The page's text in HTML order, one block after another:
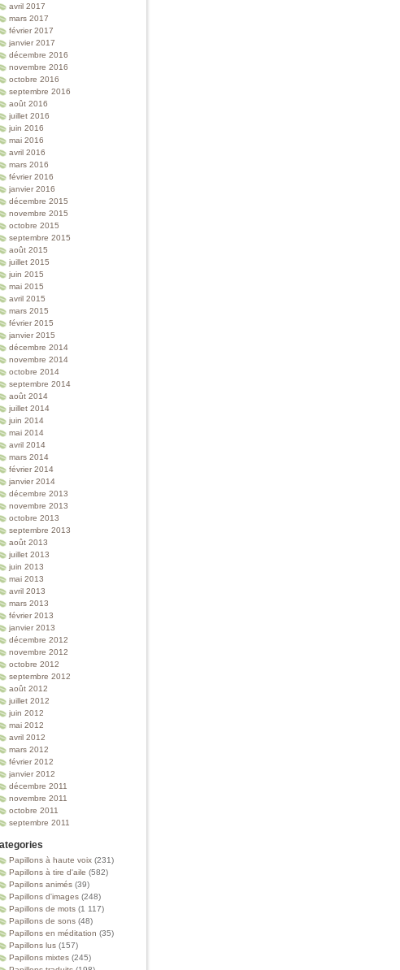
avril 2017
mars 2017
février 2017
janvier 2017
décembre 2016
novembre 2016
octobre 2016
septembre 2016
août 2016
juillet 2016
juin 2016
mai 2016
avril 2016
mars 2016
février 2016
janvier 2016
décembre 2015
novembre 2015
octobre 2015
septembre 2015
août 2015
juillet 2015
juin 2015
mai 2015
avril 2015
mars 2015
février 2015
janvier 2015
décembre 2014
novembre 2014
octobre 2014
septembre 2014
août 2014
juillet 2014
juin 2014
mai 2014
avril 2014
mars 2014
février 2014
janvier 2014
décembre 2013
novembre 2013
octobre 2013
septembre 2013
août 2013
juillet 2013
juin 2013
mai 2013
avril 2013
mars 2013
février 2013
janvier 2013
décembre 2012
novembre 2012
octobre 2012
septembre 2012
août 2012
juillet 2012
juin 2012
mai 2012
avril 2012
mars 2012
février 2012
janvier 2012
décembre 2011
novembre 2011
octobre 2011
septembre 2011
Papillons à haute voix (231)
Papillons à tire d'aile (582)
Papillons animés (39)
Papillons d'images (248)
Papillons de mots (1 117)
Papillons de sons (48)
Papillons en méditation (35)
Papillons lus (157)
Papillons mixtes (245)